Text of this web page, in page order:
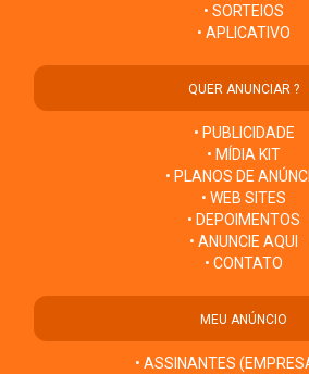
• SORTEIOS
• APLICATIVO
QUER ANUNCIAR ?
• PUBLICIDADE
• MÍDIA KIT
• PLANOS DE
• WEB SITES
• DEPOIMENTOS
• ANUNCIE AQUI
• CONTATO
MEU ANÚNCIO
• ASSINANTES